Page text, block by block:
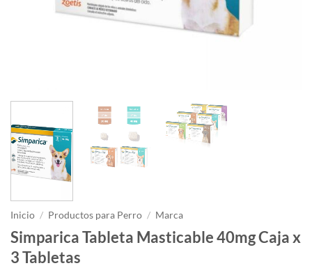
Inicio / Productos para Perro / Marca
Simparica Tableta Masticable 40mg Caja x
3 Tabletas